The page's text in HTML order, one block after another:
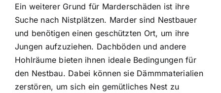
Ein weiterer Grund für Marderschäden ist ihre
Suche nach Nistplätzen. Marder sind Nestbauer
und benötigen einen geschützten Ort, um ihre
Jungen aufzuziehen. Dachböden und andere
Hohlräume bieten ihnen ideale Bedingungen für
den Nestbau. Dabei können sie Dämmmaterialien
zerstören, um sich ein gemütliches Nest zu